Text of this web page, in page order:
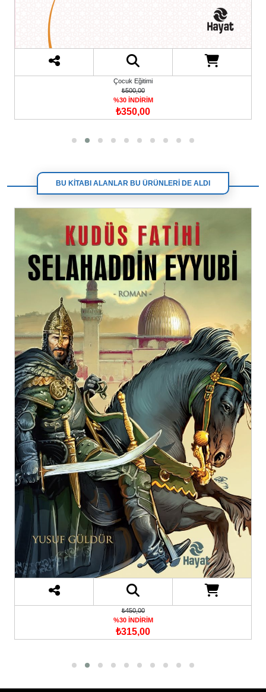
Çocuk Eğitimi
₺500,00
%30 İNDİRİM
₺350,00
BU KİTABI ALANLAR BU ÜRÜNLERİ DE ALDI
₺450,00
%30 İNDİRİM
₺315,00